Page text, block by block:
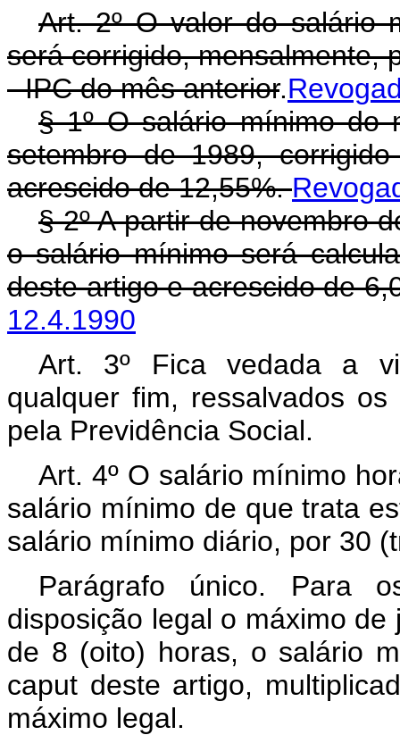
Art. 2º O valor do salário
será corrigido, mensalmente,
- IPC do mês anterior.
§ 1º O salário mínimo do
setembro de 1989,
acrescido de 12,55%.
§ 2º A partir de novembro
o salário mínimo será
deste artigo e acrescido de
12.4.1990
Art. 3º Fica vedada a
qualquer fim, ressalvados
pela Previdência Social.
Art. 4º O salário mínimo
salário mínimo de que trata
salário mínimo diário, por 30
Parágrafo único. Para
disposição legal o máximo
de 8 (oito) horas, o salário
caput deste artigo,
máximo legal.